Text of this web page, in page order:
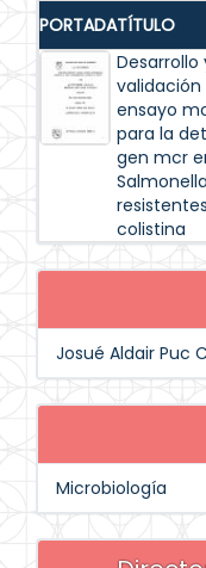
PORTADATÍTULO
Desarrollo
validación
ensayo
para la
gen mcr
colistina
Josué Aldair Puc
Microbiología